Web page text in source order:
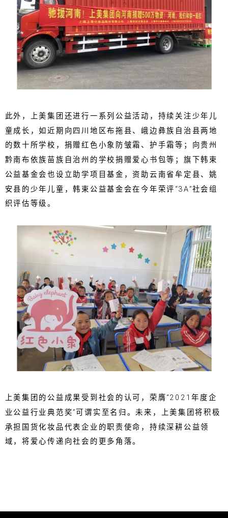
此外，上美集团还进行一系列公益活动，持续关注少年儿
童成长，如近期向四川地区布拖县、峨边彝族自治县两地
的数十所学校，捐赠红色小象防皱霜、护手霜等；向贵州
黔南布依族苗族自治州的学校捐赠爱心书包等；旗下韩束
公益基金会也设立助学项目基金，资助云南省牟定县、姚
安县的少年儿童，韩束公益基金会在今年荣评“3A”社会组
织评估等级。
上美集团的公益成果受到社会的认可，荣膺“2021年度企
业公益行业典范奖”可谓实至名归。未来，上美集团将积极
承担国货化妆品代表企业的职责使命，持续深耕公益领
域，将爱心传递向社会的更多角落。